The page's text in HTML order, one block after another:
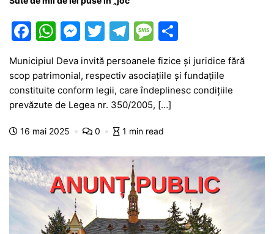
F
a
c
e
b
o
k
W
at
s
A
p
M
e
s
s
e
n
er
T
itt
er
T
e
gr
a
m
M
e
s
s
a
g
ar
ta
je
Municipiul Deva invită persoanele fizice și juridice fără
scop patrimonial, respectiv asociațiile și fundațiile
constituite conform legii, care îndeplinesc condițiile
prevăzute de Legea nr. 350/2005, […]
16 mai 2025 0 1 min read